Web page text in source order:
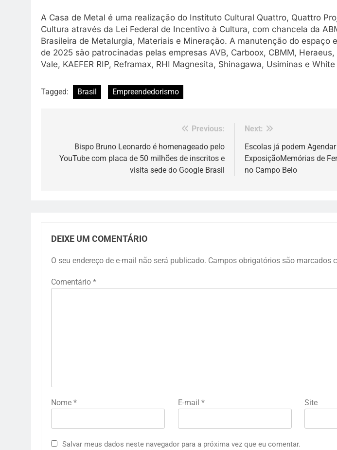
A Casa de Metal é uma realização do Instituto Cultural Quattro, Quattro
Cultura através da Lei Federal de Incentivo à Cultura, com chancela da
Brasileira de Metalurgia, Materiais e Mineração. A manutenção do espaço
de 2025 são patrocinadas pelas empresas AVB, Carboox, CBMM,
Vale, KAEFER RIP, Reframax, RHI Magnesita, Shinagawa, Usiminas e
Tagged: Brasil Empreendedorismo
Previous:
Bispo Bruno Leonardo é homenageado pelo
YouTube com placa de 50 milhões de inscritos e
visita sede do Google Brasil
Next:
Escolas já podem
ExposiçãoMemórias de
no Campo Belo
DEIXE UM COMENTÁRIO
O seu endereço de e-mail não será publicado. Campos obrigatórios são marcados
Comentário *
Nome * E-mail * Site
Salvar meus dados neste navegador para a próxima vez que eu comentar.